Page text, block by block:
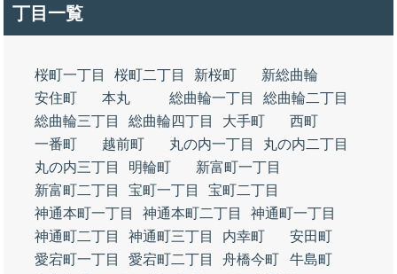
丁目一覧
桜町一丁目 桜町二丁目 新桜町
新総曲輪
安住町
本丸 総曲輪一丁目
総曲輪二丁目
総曲輪三丁目
総曲輪四丁目 大手町
西町
一番町
越前町 丸の内一丁目
丸の内二丁目
丸の内三丁目
明輪町
新富町一丁目
新富町二丁目
宝町一丁目
宝町二丁目
神通本町一丁目
神通本町二丁目
神通町一丁目
神通町二丁目
神通町三丁目 内幸町
安田町
愛宕町一丁目
愛宕町二丁目 舟橋今町
牛島町